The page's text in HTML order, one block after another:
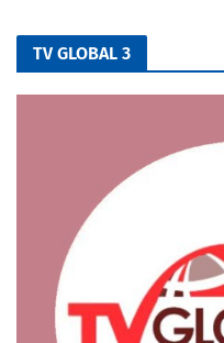
TV GLOBAL 3